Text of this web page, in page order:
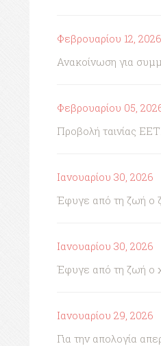
Φεβρουαρίου 12, 2026
Ανακοίνωση για
Φεβρουαρίου 05,
Προβολή ταινίας
Ιανουαρίου 30, 2026
Έφυγε από τη ζωή ο
Ιανουαρίου 30, 2026
Έφυγε από τη ζωή ο
Ιανουαρίου 29, 2026
Για την απολογία